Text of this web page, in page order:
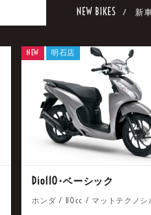
NEW BIKES / 新
Dio110･ベーシック
NEW 明石店